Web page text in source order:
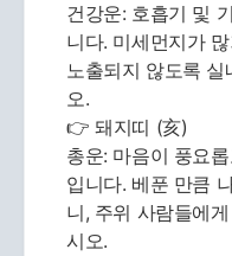
건강운: 호흡기 및
니다. 미세먼지가
노출되지 않도록
오.
👉 돼지띠 (亥)
총운: 마음이 풍요
입니다. 베푼 만큼
니, 주위 사람들에
시오.